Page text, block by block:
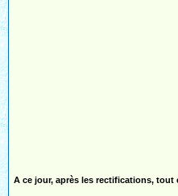
A ce jour, après les rectifications, tout